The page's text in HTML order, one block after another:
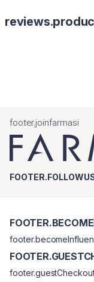
Butyrospermum
Hexyl Cinnamal,
Limonene, Linalyl
footer.joinfarmasi